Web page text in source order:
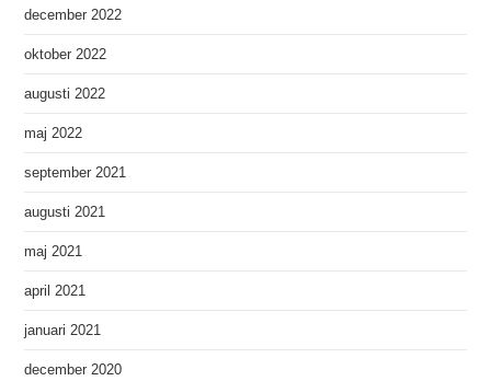
december 2022
oktober 2022
augusti 2022
maj 2022
september 2021
augusti 2021
maj 2021
april 2021
januari 2021
december 2020